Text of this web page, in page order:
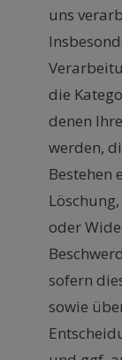
uns
die
denen
werden,
Bestehen
oder
sofern
sowie